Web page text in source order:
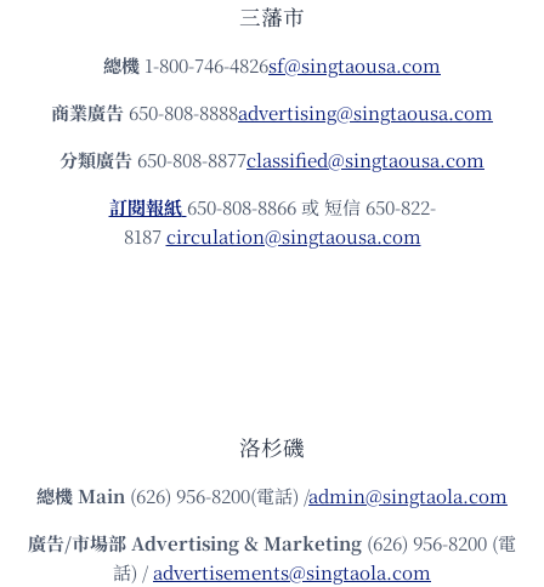
三藩市
總機 1-800-746-4826sf@singtaousa.com
商業廣告 650-808-8888advertising@singtaousa.com
分類廣告 650-808-8877classified@singtaousa.com
訂閱報紙 650-808-8866 或 短信 650-822-
8187circulation@singtaousa.com
洛杉磯
總機Main (626) 956-8200(電話) /admin@singtaola.com
廣告/市場部Advertising & Marketing (626) 956-8200 (電
話) /advertisements@singtaola.com